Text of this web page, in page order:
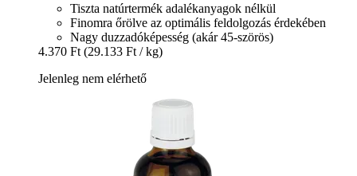
Tiszta natúrtermék adalékanyagok nélkül
Finomra őrölve az optimális feldolgozás érdekében
Nagy duzzadóképesség (akár 45-szörös)
4.370 Ft (29.133 Ft / kg)
Jelenleg nem elérhető